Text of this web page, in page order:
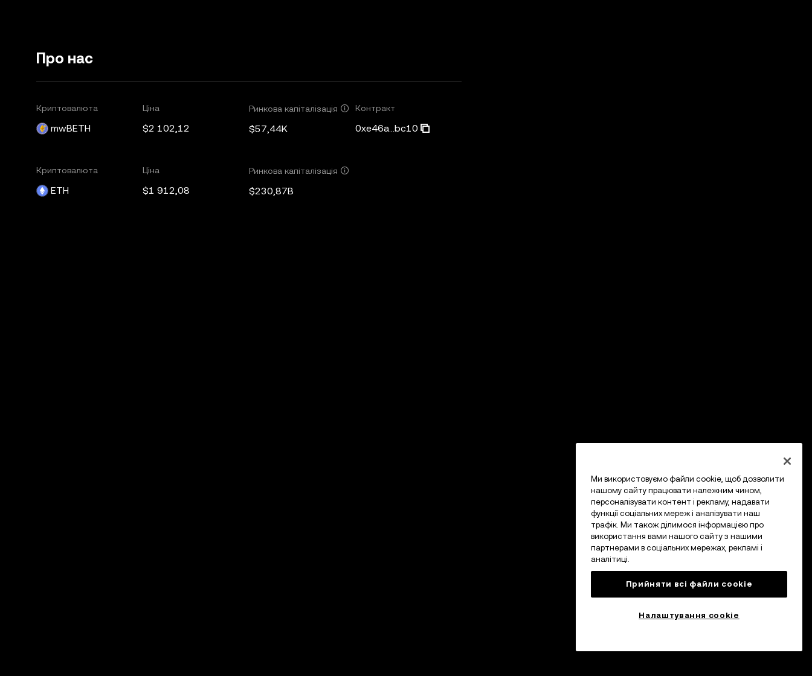
Про нас
Криптовалюта
mwBETH
Ціна
$2 102,12
Ринкова капіталізація
$57,44K
Контракт
0xe46a...bc10
Криптовалюта
ETH
Ціна
$1 912,08
Ринкова капіталізація
$230,87B
Ми використовуємо файли cookie, щоб дозволити
нашому сайту працювати належним чином,
персоналізувати контент і рекламу, надавати
функції соціальних мереж і аналізувати наш
трафік. Ми також ділимося інформацією про
використання вами нашого сайту з нашими
партнерами в соціальних мережах, рекламі і
аналітиці.
Прийняти всі файли сookie
Налаштування cookie